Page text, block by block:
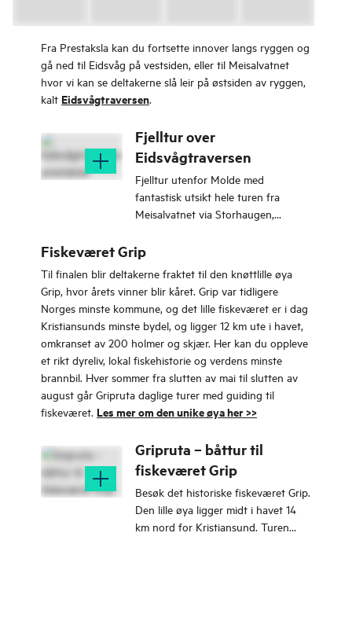
Fra Prestaksla kan du fortsette innover langs ryggen og
gå ned til Eidsvåg på vestsiden, eller til Meisalvatnet
hvor vi kan se deltakerne slå leir på østsiden av ryggen,
kalt Eidsvågtraversen.
Fjelltur over
Eidsvågtraversen
Fjelltur utenfor Molde med
fantastisk utsikt hele turen fra
Meisalvatnet via Storhaugen,
på Prestaksla.
Fiskeværet Grip
Til finalen blir deltakerne fraktet til den knøttlille øya
Grip, hvor årets vinner blir kåret. Grip var tidligere
Norges minste kommune, og det lille fiskeværet er i dag
Kristiansunds minste bydel, og ligger 12 km ute i havet,
omkranset av 200 holmer og skjær. Her kan du oppleve
et rikt dyreliv, lokal fiskehistorie og verdens minste
brannbil. Hver sommer fra slutten av mai til slutten av
august går Gripruta daglige turer med guiding til
fiskeværet. Les mer om den unike øya her >>
Gripruta – båttur til
fiskeværet Grip
Besøk det historiske fiskeværet Grip.
Den lille øya ligger midt i havet 14
km nord for Kristiansund. Turen